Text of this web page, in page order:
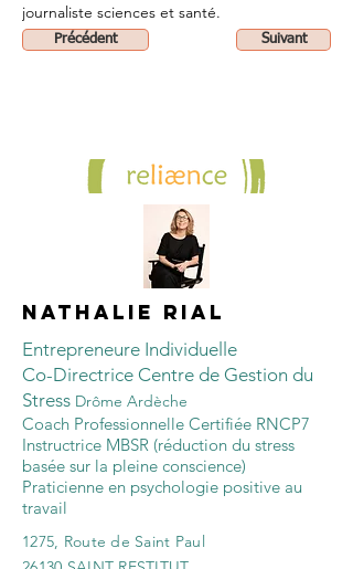
Précédent Suivant
journaliste sciences et santé.
NATHALIE RIAL
Entrepreneure Individuelle
Co-Directrice Centre de Gestion du
Stress Drôme Ardèche
Coach Professionnelle Certifiée RNCP7
Instructrice MBSR (réduction du stress
basée sur la pleine conscience)
Praticienne en psychologie positive au
travail
1275, Route de Saint Paul